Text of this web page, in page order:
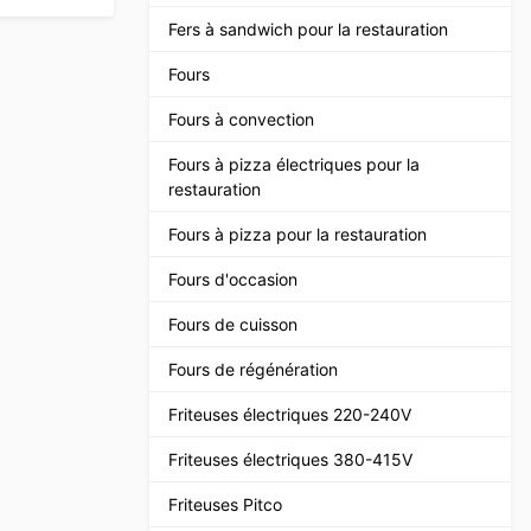
Fers à sandwich pour la restauration
Fours
Fours à convection
Fours à pizza électriques pour la
restauration
Fours à pizza pour la restauration
Fours d'occasion
Fours de cuisson
Fours de régénération
Friteuses électriques 220-240V
Friteuses électriques 380-415V
Friteuses Pitco